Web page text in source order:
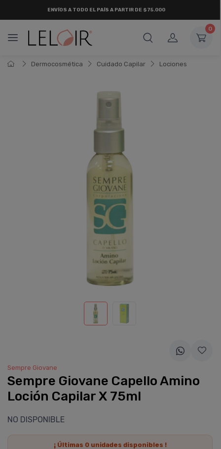
ENVÍOS A TODO EL PAÍS A PARTIR DE $75.000
0
Dermocosmética Cuidado Capilar Lociones
Sempre Giovane
Sempre Giovane Capello Amino
Loción Capilar X 75ml
NO DISPONIBLE
¡ Últimas 0unidades disponibles !